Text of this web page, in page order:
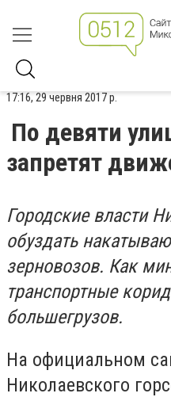
17:16, 29 червня 2017 р.
По девяти
запретят
Городские власти
обуздать
зерновозов. Как
транспортные
большегрузов.
На официальном
Николаевского